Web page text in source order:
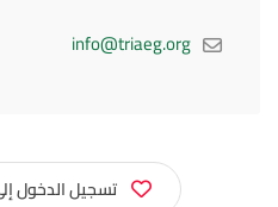
info@triaeg.org
تسجيل الدخول